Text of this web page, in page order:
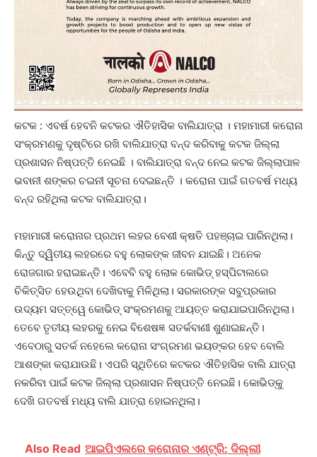
କଟକ : ଏବର୍ଷ ହେବନି କଟକର ଐତିହାସିକ ବାଲିଯାତ୍ରା । ମହାମାରୀ କରୋନା
ସଂକ୍ରମଣକୁ ଦୃଷ୍ଟିରେ ରଖି ବାଲିଯାତ୍ରା ବନ୍ଦ କରିବାକୁ କଟକ ଜିଲ୍ଲା
ପ୍ରଶାସନ ନିଷ୍ପତ୍ତି ନେଇଛି । ବାଲିଯାତ୍ରା ବନ୍ଦ ନେଇ କଟକ ଜିଲ୍ଲାପାଳ
ଭବାନୀ ଶଙ୍କର ଚଇନୀ ସୂଚନା ଦେଇଛନ୍ତି । କରୋନା ପାଇଁ ଗତବର୍ଷ ମଧ୍ୟ
ବନ୍ଦ ରହିଥିଲା କଟକ ବାଲିଯାତ୍ରା।
ମହାମାରୀ କରୋନାର ପ୍ରଥମ ଲହର ବେଶୀ କ୍ଷତି ପହଞ୍ଚାଇ ପାରିନଥିଲା।
କିନ୍ତୁ ଦ୍ୱିତୀୟ ଲହରରେ ବହୁ ଲୋକଙ୍କ ଜୀବନ ଯାଇଛି। ଅନେକ
ରୋଜଗାର ହରାଇଛନ୍ତି। ଏବେବି ବହୁ ଲୋକ କୋଭିଡ୍‌ ହସ୍ପିଟାଲରେ
ଚିକିତ୍ସିତ ହେଉଥିବା ଦେଖିବାକୁ ମିଳିଥିଲା। ସରକାରଙ୍କ ସବୁପ୍ରକାର
ଉଦ୍ୟମ ସତ୍ତ୍ୱେ କୋଭିଡ୍‌ ସଂକ୍ରମଣକୁ ଆୟତ୍ତ କରାଯାଇପାରିନଥିଲା।
ତେବେ ତୃତୀୟ ଲହରକୁ ନେଇ ବିଶେଷଜ୍ଞ ସତର୍କବାଣୀ ଶୁଣାଇଛନ୍ତି।
ଏବେଠାରୁ ସତର୍କ ନହେଲେ କରୋନା ସଂଗ୍ରମଣ ଭୟଙ୍କର ହେବ ବୋଲି
ଆଶଙ୍କା କରାଯାଉଛି। ଏପରି ସ୍ଥିତିରେ କଟକର ଐତିହାସିକ ବାଲି ଯାତ୍ରା
ନକରିବା ପାଇଁ କଟକ ଜିଲ୍ଲା ପ୍ରଶାସନ ନିଷ୍ପତ୍ତି ନେଇଛି। କୋଭିଡ୍‌କୁ
ଦେଖି ଗତବର୍ଷ ମଧ୍ୟ ବାଲି ଯାତ୍ରା ହୋଇନଥିଲା।
Also Read ଆଇପିଏଲରେ କରୋନାର ଏଣ୍ଟ୍ରି: ଦିଲ୍ଲୀ